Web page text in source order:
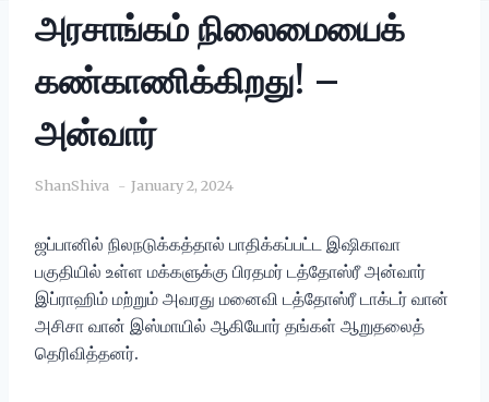
அரசாங்கம் நிலைமையைக்
கண்காணிக்கிறது! –
அன்வார்
ShanShiva January 2, 2024
ஜப்பானில் நிலநடுக்கத்தால் பாதிக்கப்பட்ட இஷிகாவா
பகுதியில் உள்ள மக்களுக்கு பிரதமர் டத்தோஸ்ரீ அன்வார்
இப்ராஹிம் மற்றும் அவரது மனைவி டத்தோஸ்ரீ டாக்டர் வான்
அசிசா வான் இஸ்மாயில் ஆகியோர் தங்கள் ஆறுதலைத்
தெரிவித்தனர்.